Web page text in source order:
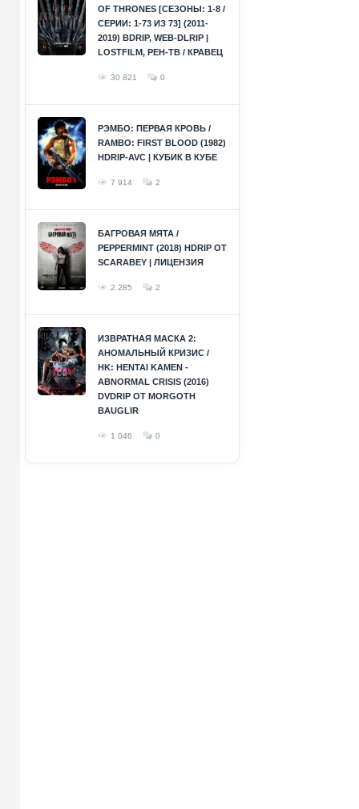
OF THRONES [СЕЗОНЫ: 1-8 /
СЕРИИ: 1-73 ИЗ 73] (2011-
2019) BDRIP, WEB-DLRIP |
LOSTFILM, РЕН-ТВ / КРАВЕЦ
30 821 0
РЭМБО: ПЕРВАЯ КРОВЬ /
RAMBO: FIRST BLOOD (1982)
HDRIP-AVC | КУБИК В КУБЕ
7 914 2
БАГРОВАЯ МЯТА /
PEPPERMINT (2018) HDRIP ОТ
SCARABEY | ЛИЦЕНЗИЯ
2 285 2
ИЗВРАТНАЯ МАСКА 2:
АНОМАЛЬНЫЙ КРИЗИС /
HK: HENTAI KAMEN -
ABNORMAL CRISIS (2016)
DVDRIP ОТ MORGOTH
BAUGLIR
1 046 0